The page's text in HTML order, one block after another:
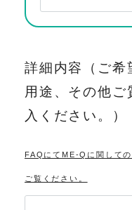
詳細内容（ご希
用途、その他
入ください。）
FAQにてME-Qに関して
ご覧ください。